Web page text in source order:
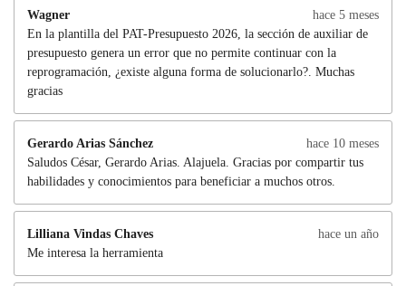
Wagner
hace 5 meses
En la plantilla del PAT-Presupuesto 2026, la sección de auxiliar de
presupuesto genera un error que no permite continuar con la
reprogramación, ¿existe alguna forma de solucionarlo?. Muchas
gracias
Gerardo Arias Sánchez
hace 10 meses
Saludos César, Gerardo Arias. Alajuela. Gracias por compartir tus
habilidades y conocimientos para beneficiar a muchos otros.
Lilliana Vindas Chaves
hace un año
Me interesa la herramienta